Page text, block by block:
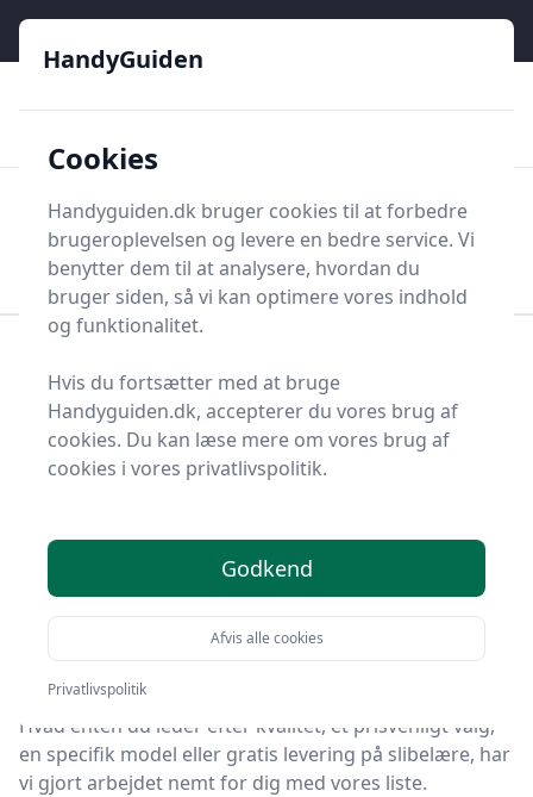
HandyGuiden
Søg nu
Søg nu
Større værktøj
Slibeudstyr Slibelære
Bedste slibelære 2025 -
sammenlign 0
produkter
Søger du efter de bedste slibelære? På HandyGuiden
har vi udvalgt de 0 mest populære produkter, så du
nemt kan træffe et godt valg.
Hvad enten du leder efter kvalitet, et prisvenligt valg,
en specifik model eller gratis levering på slibelære, har
vi gjort arbejdet nemt for dig med vores liste.
HandyGuiden
Cookies
Handyguiden.dk bruger cookies til at forbedre
brugeroplevelsen og levere en bedre service. Vi
benytter dem til at analysere, hvordan du
bruger siden, så vi kan optimere vores indhold
og funktionalitet.
Hvis du fortsætter med at bruge
Handyguiden.dk, accepterer du vores brug af
cookies. Du kan læse mere om vores brug af
cookies i vores privatlivspolitik.
Godkend
Afvis alle cookies
Privatlivspolitik